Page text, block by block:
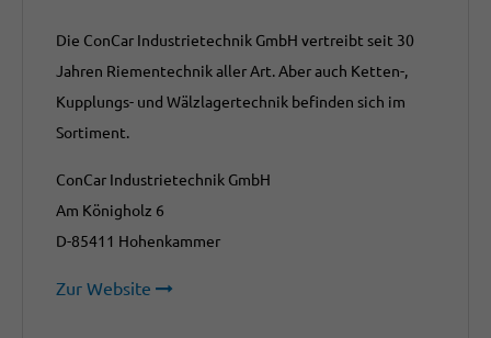
Die ConCar Industrietechnik GmbH vertreibt seit 30
Jahren Riementechnik aller Art. Aber auch Ketten-,
Kupplungs- und Wälzlagertechnik befinden sich im
Sortiment.
ConCar Industrietechnik GmbH
Am Königholz 6
D-85411 Hohenkammer
Zur Website